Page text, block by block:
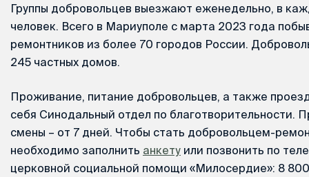
Группы добровольцев выезжают еженедельно, в
человек. Всего в Мариуполе с марта 2023 года
ремонтников из более 70 городов России.
245 частных домов.
Проживание, питание добровольцев, а также
себя Синодальный отдел по благотворительности.
смены – от 7 дней. Чтобы стать добровольцем-
необходимо заполнить анкету или позвонить по
церковной социальной помощи «Милосердие»: 8